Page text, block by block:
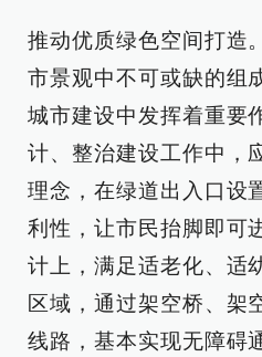
推动优质绿色空间打造
市景观中不可或缺的组
城市建设中发挥着重要
计、整治建设工作中，
理念，在绿道出入口设
利性，让市民抬脚即可
计上，满足适老化、适
区域，通过架空桥、架
线路，基本实现无障碍